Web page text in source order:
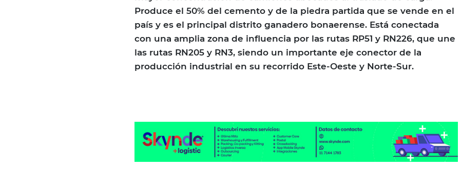
Produce el 50% del cemento y de la piedra partida que se vende en el
país y es el principal distrito ganadero bonaerense. Está conectada
con una amplia zona de influencia por las rutas RP51 y RN226, que une
las rutas RN205 y RN3, siendo un importante eje conector de la
producción industrial en su recorrido Este-Oeste y Norte-Sur.